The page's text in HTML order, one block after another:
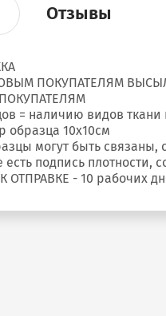
Отзывы
ПОКУПАТЕЛЯМ
= наличию видов
10х10см
могут быть связаны,
подпись плотности,
ОТПРАВКЕ - 10 рабочих